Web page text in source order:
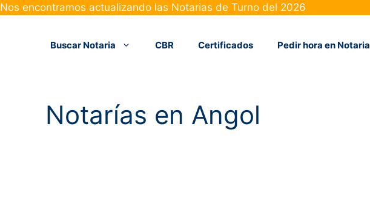
Nos encontramos actualizando las Notarias de Turno del 2026
Buscar Notaria CBR Certificados Pedir hora en Notaria
Notarías en Angol